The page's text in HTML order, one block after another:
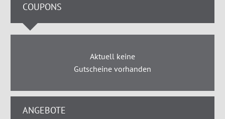
COUPONS
Aktuell keine
Gutscheine vorhanden
ANGEBOTE